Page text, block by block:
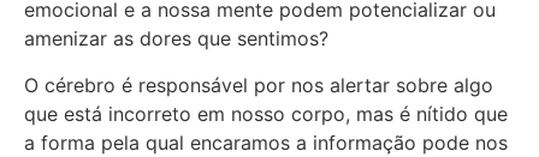
emocional e a nossa mente podem potencializar ou
amenizar as dores que sentimos?
O cérebro é responsável por nos alertar sobre algo
que está incorreto em nosso corpo, mas é nítido que
a forma pela qual encaramos a informação pode nos